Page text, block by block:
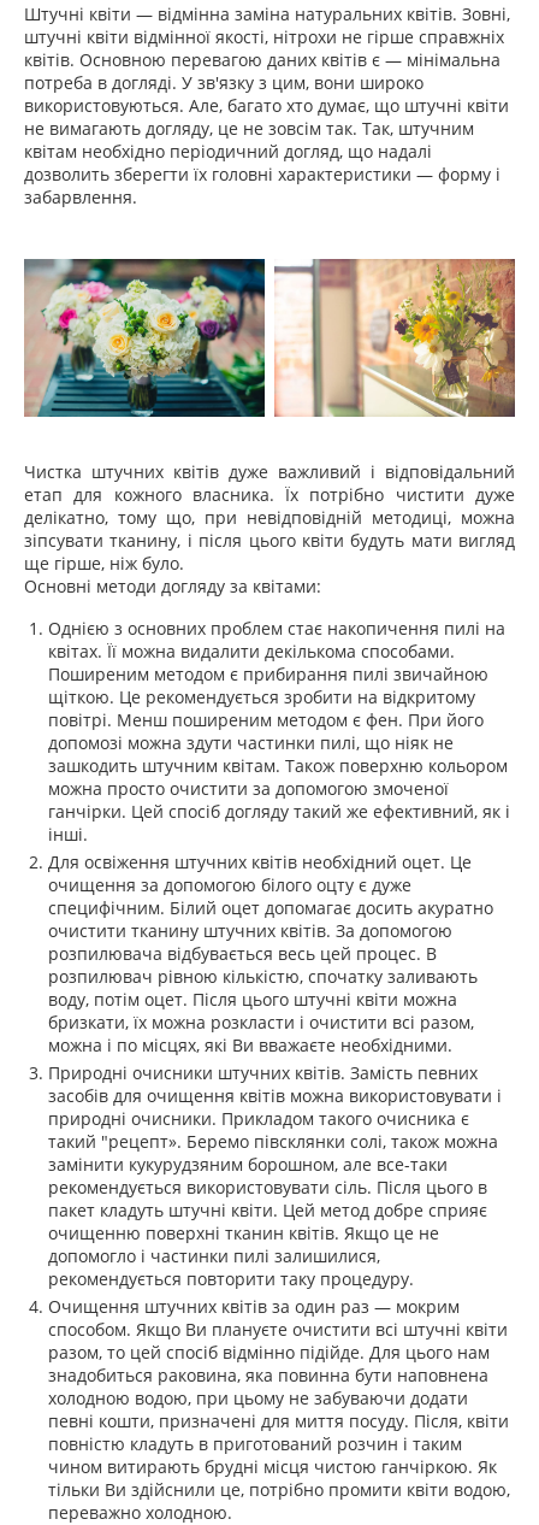
Штучні квіти — відмінна заміна натуральних квітів. Зовні,
штучні квіти відмінної якості, нітрохи не гірше справжніх
квітів. Основною перевагою даних квітів є — мінімальна
потреба в догляді. У зв'язку з цим, вони широко
використовуються. Але, багато хто думає, що штучні квіти
не вимагають догляду, це не зовсім так. Так, штучним
квітам необхідно періодичний догляд, що надалі
дозволить зберегти їх головні характеристики — форму і
забарвлення.
Чистка штучних квітів дуже важливий і відповідальний
етап для кожного власника. Їх потрібно чистити дуже
делікатно, тому що, при невідповідній методиці, можна
зіпсувати тканину, і після цього квіти будуть мати вигляд
ще гірше, ніж було.
Основні методи догляду за квітами:
Однією з основних проблем стає накопичення пилі на
квітах. Її можна видалити декількома способами.
Поширеним методом є прибирання пилі звичайною
щіткою. Це рекомендується зробити на відкритому
повітрі. Менш поширеним методом є фен. При його
допомозі можна здути частинки пилі, що ніяк не
зашкодить штучним квітам. Також поверхню кольором
можна просто очистити за допомогою змоченої
ганчірки. Цей спосіб догляду такий же ефективний, як і
інші.
Для освіження штучних квітів необхідний оцет. Це
очищення за допомогою білого оцту є дуже
специфічним. Білий оцет допомагає досить акуратно
очистити тканину штучних квітів. За допомогою
розпилювача відбувається весь цей процес. В
розпилювач рівною кількістю, спочатку заливають
воду, потім оцет. Після цього штучні квіти можна
бризкати, їх можна розкласти і очистити всі разом,
можна і по місцях, які Ви вважаєте необхідними.
Природні очисники штучних квітів. Замість певних
засобів для очищення квітів можна використовувати і
природні очисники. Прикладом такого очисника є
такий "рецепт». Беремо півсклянки солі, також можна
замінити кукурудзяним борошном, але все-таки
рекомендується використовувати сіль. Після цього в
пакет кладуть штучні квіти. Цей метод добре сприяє
очищенню поверхні тканин квітів. Якщо це не
допомогло і частинки пилі залишилися,
рекомендується повторити таку процедуру.
Очищення штучних квітів за один раз — мокрим
способом. Якщо Ви плануєте очистити всі штучні квіти
разом, то цей спосіб відмінно підійде. Для цього нам
знадобиться раковина, яка повинна бути наповнена
холодною водою, при цьому не забуваючи додати
певні кошти, призначені для миття посуду. Після, квіти
повністю кладуть в приготований розчин і таким
чином витирають брудні місця чистою ганчіркою. Як
тільки Ви здійснили це, потрібно промити квіти водою,
переважно холодною.